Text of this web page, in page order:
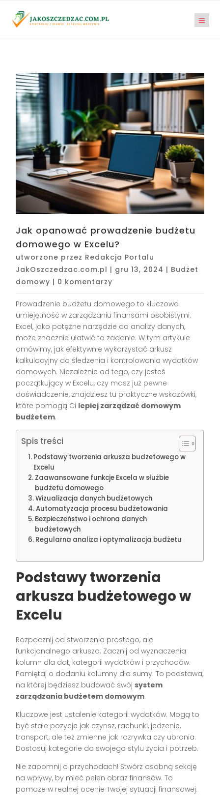
Jak opanować prowadzenie budżetu
domowego w Excelu?
utworzone przez Redakcja Portalu
JakOszczedzac.com.pl | gru 13, 2024 | Budżet
domowy | 0 komentarzy
Prowadzenie budżetu domowego to kluczowa
umiejętność w zarządzaniu finansami osobistymi.
Excel, jako potężne narzędzie do analizy danych,
może znacznie ułatwić to zadanie. W tym artykule
omówimy, jak efektywnie wykorzystać arkusz
kalkulacyjny do śledzenia i kontrolowania wydatków
domowych. Niezależnie od tego, czy jesteś
początkujący w Excelu, czy masz już pewne
doświadczenie, znajdziesz tu praktyczne wskazówki,
które pomogą Ci lepiej zarządzać domowym
budżetem.
Spis treści
Podstawy tworzenia arkusza budżetowego w
Excelu
Zaawansowane funkcje Excela w służbie
budżetu domowego
Wizualizacja danych budżetowych
Automatyzacja procesu budżetowania
Bezpieczeństwo i ochrona danych
budżetowych
Regularna analiza i optymalizacja budżetu
Podstawy tworzenia
arkusza budżetowego w
Excelu
Rozpocznij od stworzenia prostego, ale
funkcjonalnego arkusza. Zacznij od wyznaczenia
kolumn dla dat, kategorii wydatków i przychodów.
Pamiętaj o dodaniu kolumny dla sumy. To podstawa,
na której będziesz budować swój system
zarządzania budżetem domowym.
Kluczowe jest ustalenie kategorii wydatków. Mogą to
być stałe pozycje jak czynsz, rachunki, jedzenie,
transport, ale też zmienne jak rozrywka czy ubrania.
Dostosuj kategorie do swojego stylu życia i potrzeb.
Nie zapomnij o przychodach! Stwórz osobną sekcję
na wpływy, by mieć pełen obraz finansów. To
pomoże w realnej ocenie Twojej sytuacji finansowej.